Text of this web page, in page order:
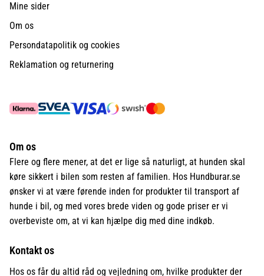
Mine sider
Om os
Persondatapolitik og cookies
Reklamation og returnering
Om os
Flere og flere mener, at det er lige så naturligt, at hunden skal
køre sikkert i bilen som resten af familien. Hos Hundburar.se
ønsker vi at være førende inden for produkter til transport af
hunde i bil, og med vores brede viden og gode priser er vi
overbeviste om, at vi kan hjælpe dig med dine indkøb.
Kontakt os
Hos os får du altid råd og vejledning om, hvilke produkter der